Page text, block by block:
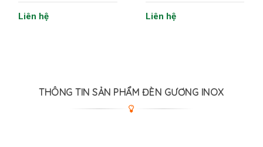
Liên hệ Liên hệ
THÔNG TIN SẢN PHẨM ĐÈN GƯƠNG INOX